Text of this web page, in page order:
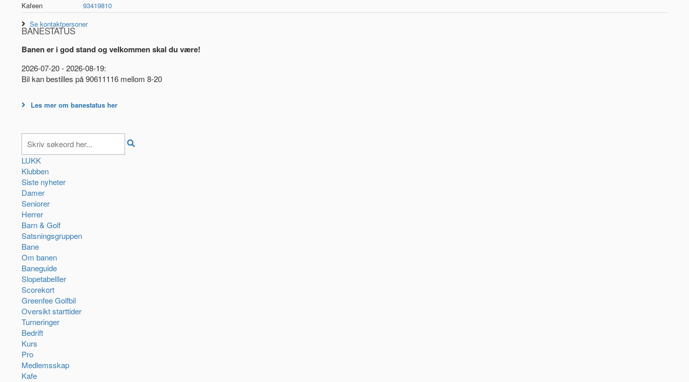
Kafeen
93419810
Se kontaktpersoner
BANESTATUS
Banen er i god stand og velkommen skal du være!
2026-07-20 - 2026-08-19:
Bil kan bestilles på 90611116 mellom 8-20
Les mer om banestatus her
LUKK
Klubben
Siste nyheter
Damer
Seniorer
Herrer
Barn & Golf
Satsningsgruppen
Bane
Om banen
Baneguide
Slopetabelller
Scorekort
Greenfee Golfbil
Oversikt starttider
Turneringer
Bedrift
Kurs
Pro
Medlemsskap
Kafe